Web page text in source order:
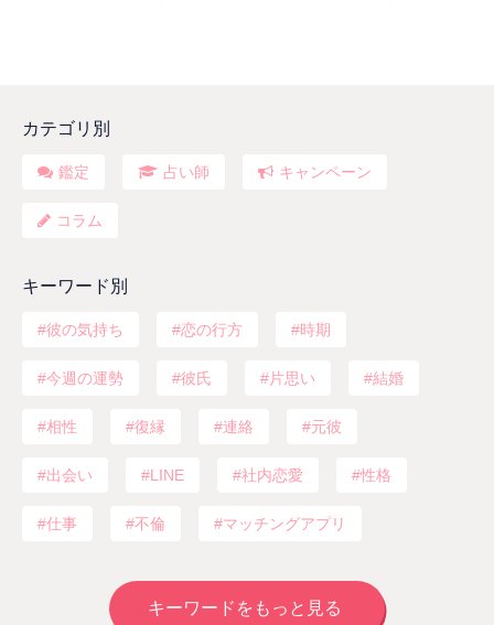
カテゴリ別
鑑定 占い師 キャンペーン
コラム
キーワード別
彼の気持ち 恋の行方 時期
今週の運勢 彼氏 片思い 結婚
相性 復縁 連絡 元彼
出会い LINE 社内恋愛 性格
仕事 不倫 マッチングアプリ
キーワードをもっと見る